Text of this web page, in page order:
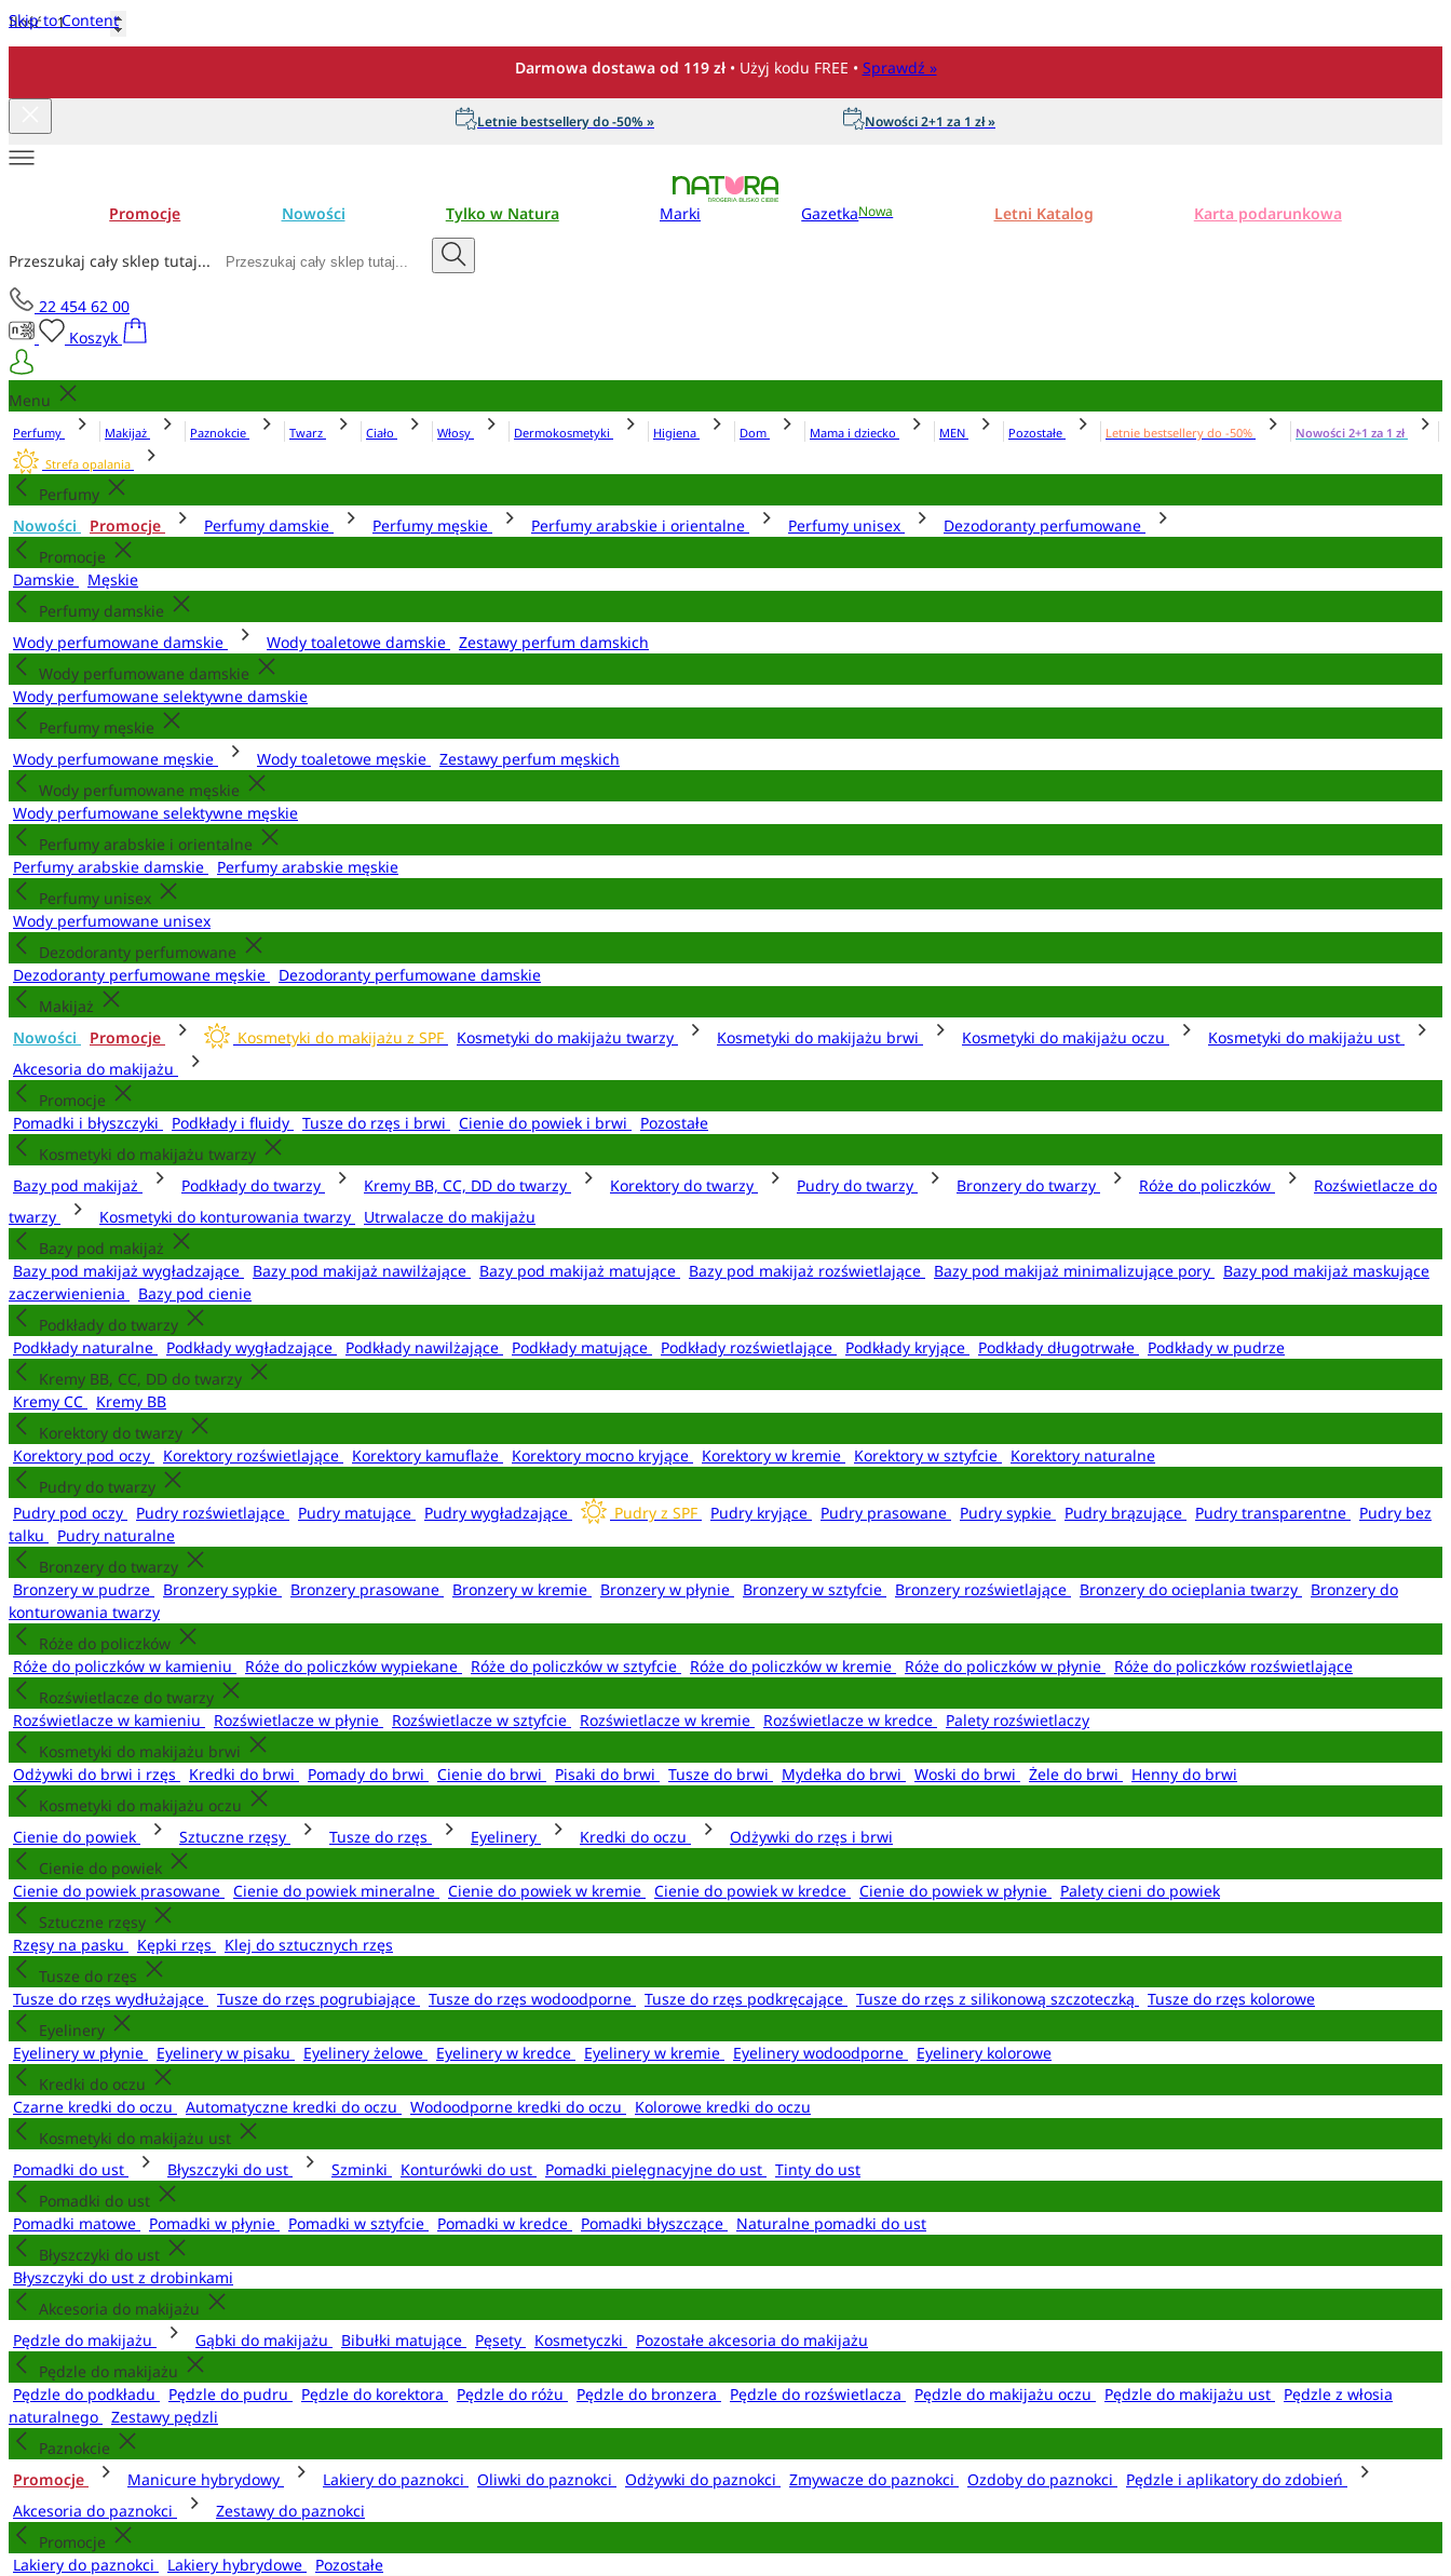
Skip to Content
Darmowa dostawa od 119 zł • Użyj kodu FREE • Sprawdź »
Letnie bestsellery do -50% » Nowości 2+1 za 1 zł »
Promocje Nowości Tylko w Natura Marki GazetkaNowa Letni Katalog Karta podarunkowa
Przeszukaj cały sklep tutaj...
22 454 62 00
Koszyk
Menu
Perfumy Makijaż Paznokcie Twarz Ciało Włosy Dermokosmetyki Higiena Dom Mama i dziecko MEN Pozostałe Letnie bestsellery do -50%
Nowości 2+1 za 1 zł
Strefa opalania
Perfumy
Nowości
Promocje Perfumy damskie Perfumy męskie Perfumy arabskie i orientalne Perfumy unisex
Dezodoranty perfumowane
Promocje
Damskie
Męskie
Perfumy damskie
Wody perfumowane damskie
Wody toaletowe damskie
Zestawy perfum damskich
Wody perfumowane damskie
Wody perfumowane selektywne damskie
Perfumy męskie
Wody perfumowane męskie
Wody toaletowe męskie
Zestawy perfum męskich
Wody perfumowane męskie
Wody perfumowane selektywne męskie
Perfumy arabskie i orientalne
Perfumy arabskie damskie
Perfumy arabskie męskie
Perfumy unisex
Wody perfumowane unisex
Dezodoranty perfumowane
Dezodoranty perfumowane męskie
Dezodoranty perfumowane damskie
Makijaż
Nowości
Promocje Kosmetyki do makijażu z SPF Kosmetyki do makijażu twarzy Kosmetyki do makijażu brwi Kosmetyki do makijażu oczu
Kosmetyki do makijażu ust
Akcesoria do makijażu
Promocje
Pomadki i błyszczyki
Podkłady i fluidy Tusze do rzęs i brwi Cienie do powiek i brwi
Pozostałe
Kosmetyki do makijażu twarzy
Bazy pod makijaż
Podkłady do twarzy Kremy BB, CC, DD do twarzy Korektory do twarzy Pudry do twarzy Bronzery do twarzy Róże do policzków
Rozświetlacze do
twarzy
Kosmetyki do konturowania twarzy
Utrwalacze do makijażu
Bazy pod makijaż
Bazy pod makijaż wygładzające
Bazy pod makijaż nawilżające Bazy pod makijaż matujące Bazy pod makijaż rozświetlające Bazy pod makijaż minimalizujące pory
Bazy pod makijaż maskujące
zaczerwienienia
Bazy pod cienie
Podkłady do twarzy
Podkłady naturalne
Podkłady wygładzające Podkłady nawilżające Podkłady matujące Podkłady rozświetlające Podkłady kryjące Podkłady długotrwałe
Podkłady w pudrze
Kremy BB, CC, DD do twarzy
Kremy CC
Kremy BB
Korektory do twarzy
Korektory pod oczy
Korektory rozświetlające Korektory kamuflaże Korektory mocno kryjące Korektory w kremie Korektory w sztyfcie
Korektory naturalne
Pudry do twarzy
Pudry pod oczy
Pudry rozświetlające Pudry matujące Pudry wygładzające Pudry z SPF Pudry kryjące Pudry prasowane Pudry sypkie Pudry brązujące Pudry transparentne
Pudry bez
talku
Pudry naturalne
Bronzery do twarzy
Bronzery w pudrze
Bronzery sypkie Bronzery prasowane Bronzery w kremie Bronzery w płynie Bronzery w sztyfcie Bronzery rozświetlające Bronzery do ocieplania twarzy
Bronzery do
konturowania twarzy
Róże do policzków
Róże do policzków w kamieniu
Róże do policzków wypiekane Róże do policzków w sztyfcie Róże do policzków w kremie Róże do policzków w płynie
Róże do policzków rozświetlające
Rozświetlacze do twarzy
Rozświetlacze w kamieniu
Rozświetlacze w płynie Rozświetlacze w sztyfcie Rozświetlacze w kremie Rozświetlacze w kredce
Palety rozświetlaczy
Kosmetyki do makijażu brwi
Odżywki do brwi i rzęs
Kredki do brwi Pomady do brwi Cienie do brwi Pisaki do brwi Tusze do brwi Mydełka do brwi Woski do brwi Żele do brwi
Henny do brwi
Kosmetyki do makijażu oczu
Cienie do powiek
Sztuczne rzęsy Tusze do rzęs Eyelinery Kredki do oczu
Odżywki do rzęs i brwi
Cienie do powiek
Cienie do powiek prasowane
Cienie do powiek mineralne Cienie do powiek w kremie Cienie do powiek w kredce Cienie do powiek w płynie
Palety cieni do powiek
Sztuczne rzęsy
Rzęsy na pasku
Kępki rzęs
Klej do sztucznych rzęs
Tusze do rzęs
Tusze do rzęs wydłużające
Tusze do rzęs pogrubiające Tusze do rzęs wodoodporne Tusze do rzęs podkręcające Tusze do rzęs z silikonową szczoteczką
Tusze do rzęs kolorowe
Eyelinery
Eyelinery w płynie
Eyelinery w pisaku Eyelinery żelowe Eyelinery w kredce Eyelinery w kremie Eyelinery wodoodporne
Eyelinery kolorowe
Kredki do oczu
Czarne kredki do oczu
Automatyczne kredki do oczu Wodoodporne kredki do oczu
Kolorowe kredki do oczu
Kosmetyki do makijażu ust
Pomadki do ust
Błyszczyki do ust Szminki Konturówki do ust Pomadki pielęgnacyjne do ust
Tinty do ust
Pomadki do ust
Pomadki matowe
Pomadki w płynie Pomadki w sztyfcie Pomadki w kredce Pomadki błyszczące
Naturalne pomadki do ust
Błyszczyki do ust
Błyszczyki do ust z drobinkami
Akcesoria do makijażu
Pędzle do makijażu
Gąbki do makijażu Bibułki matujące Pęsety Kosmetyczki
Pozostałe akcesoria do makijażu
Pędzle do makijażu
Pędzle do podkładu
Pędzle do pudru Pędzle do korektora Pędzle do różu Pędzle do bronzera Pędzle do rozświetlacza Pędzle do makijażu oczu Pędzle do makijażu ust
Pędzle z włosia
naturalnego
Zestawy pędzli
Paznokcie
Promocje
Manicure hybrydowy Lakiery do paznokci Oliwki do paznokci Odżywki do paznokci Zmywacze do paznokci Ozdoby do paznokci
Pędzle i aplikatory do zdobień
Akcesoria do paznokci
Zestawy do paznokci
Promocje
Lakiery do paznokci
Lakiery hybrydowe
Pozostałe
Ilość